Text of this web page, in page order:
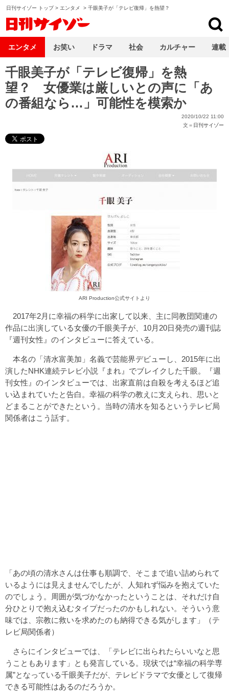
日刊サイゾー トップ> エンタメ > 千眼美子が「テレビ復帰」を熱望？
千眼美子が「テレビ復帰」を熱
望？ 女優業は厳しいとの声に「あ
の番組なら…」可能性を模索か
2020/10/22 11:00
文＝ 日刊サイゾー
ARI Production公式サイトより
2017年2月に幸福の科学に出家して以来、主に同教団関連の
作品に出演している女優の千眼美子が、10月20日発売の週刊誌
『週刊女性』のインタビューに答えている。
本名の「清水富美加」名義で芸能界デビューし、2015年に出
演したNHK連続テレビ小説『まれ』でブレイクした千眼。『週
刊女性』のインタビューでは、出家直前は自殺を考えるほど追
い込まれていたと告白。幸福の科学の教えに支えられ、思いと
どまることができたという。当時の清水を知るというテレビ局
関係者はこう話す。
「あの頃の清水さんは仕事も順調で、そこまで追い詰められて
いるようには見えませんでしたが、人知れず悩みを抱えていた
のでしょう。周囲が気づかなかったということは、それだけ自
分ひとりで抱え込むタイプだったのかもしれない。そういう意
味では、宗教に救いを求めたのも納得できる気がします」（テ
レビ局関係者）
さらにインタビューでは、「テレビに出られたらいいなと思
うこともあります」とも発言している。現状では“幸福の科学専
属”となっている千眼美子だが、テレビドラマで女優として復帰
できる可能性はあるのだろうか。
エンタメ お笑い ドラマ 社会 カルチャー 連載